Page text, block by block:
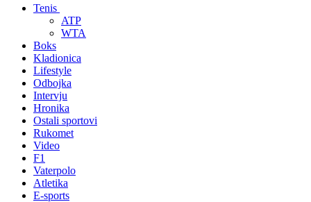
Tenis
ATP
WTA
Boks
Kladionica
Lifestyle
Odbojka
Intervju
Hronika
Ostali sportovi
Rukomet
Video
F1
Vaterpolo
Atletika
E-sports